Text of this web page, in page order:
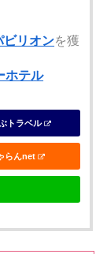
ビリオンを獲
ホテル
トラベル
らんnet